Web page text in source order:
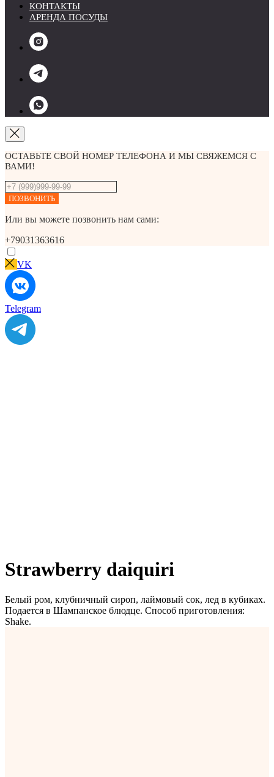
КОНТАКТЫ
АРЕНДА ПОСУДЫ
ОСТАВЬТЕ СВОЙ НОМЕР ТЕЛЕФОНА И МЫ СВЯЖЕМСЯ С
ВАМИ!
ПОЗВОНИТЬ
Или вы можете позвонить нам сами:
+79031363616
VK
Telegram
Strawberry daiquiri
Белый ром, клубничный сироп, лаймовый сок, лед в кубиках.
Подается в Шампанское блюдце. Способ приготовления:
Shake.